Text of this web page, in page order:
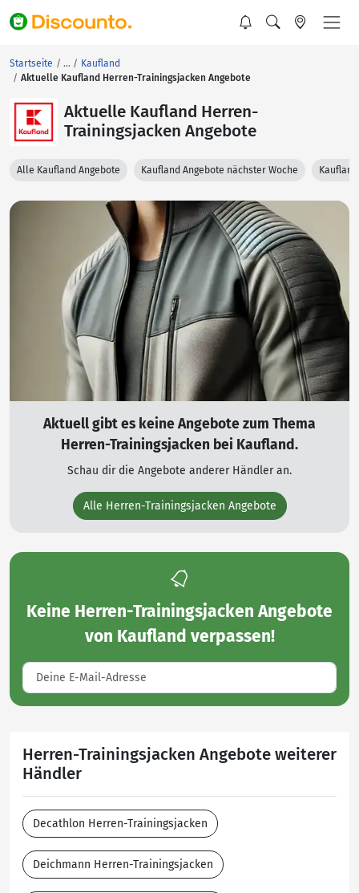
Startseite
Kaufland
Aktuelle Kaufland Herren-Trainingsjacken Angebote
Aktuelle Kaufland Herren-
Trainingsjacken Angebote
Alle Kaufland Angebote Kaufland Angebote nächster Woche
Aktuell gibt es keine Angebote zum Thema
Herren-Trainingsjacken bei Kaufland.
Schau dir die Angebote anderer Händler an.
Alle Herren-Trainingsjacken Angebote
Keine Herren-Trainingsjacken Angebote
von Kaufland verpassen!
Herren-Trainingsjacken Angebote weiterer
Händler
Decathlon Herren-Trainingsjacken
Deichmann Herren-Trainingsjacken